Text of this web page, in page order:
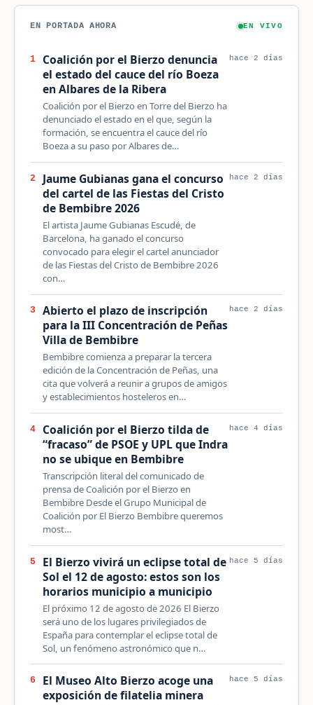
EN PORTADA AHORA EN VIVO
1
Coalición por el Bierzo denuncia
el estado del cauce del río Boeza
en Albares de la Ribera
Coalición por el Bierzo en Torre del Bierzo ha
denunciado el estado en el que, según la
formación, se encuentra el cauce del río
Boeza a su paso por Albares de…
hace 2 días
2
Jaume Gubianas gana el concurso
del cartel de las Fiestas del Cristo
de Bembibre 2026
El artista Jaume Gubianas Escudé, de
Barcelona, ha ganado el concurso
convocado para elegir el cartel anunciador
de las Fiestas del Cristo de Bembibre 2026
con…
hace 2 días
3
Abierto el plazo de inscripción
para la III Concentración de Peñas
Villa de Bembibre
Bembibre comienza a preparar la tercera
edición de la Concentración de Peñas, una
cita que volverá a reunir a grupos de amigos
y establecimientos hosteleros en…
hace 2 días
4
Coalición por el Bierzo tilda de
“fracaso” de PSOE y UPL que Indra
no se ubique en Bembibre
Transcripción literal del comunicado de
prensa de Coalición por el Bierzo en
Bembibre Desde el Grupo Municipal de
Coalición por El Bierzo Bembibre queremos
most…
hace 4 días
5
El Bierzo vivirá un eclipse total de
Sol el 12 de agosto: estos son los
horarios municipio a municipio
El próximo 12 de agosto de 2026 El Bierzo
será uno de los lugares privilegiados de
España para contemplar el eclipse total de
Sol, un fenómeno astronómico que n…
hace 5 días
6
El Museo Alto Bierzo acoge una
exposición de filatelia minera
hace 5 días